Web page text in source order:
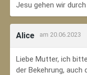
Jesu gehen wir
Alice am 20.06.2023
Liebe Mutter, ich
der Bekehrung, auch